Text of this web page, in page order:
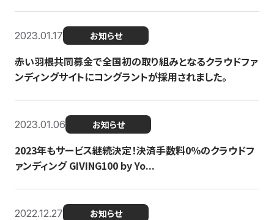
2023.01.17 お知らせ
赤い羽根共同募金で全国初の取り組みとなるクラウドファ
ンディングサイトにコングラントが採用されました。
2023.01.06 お知らせ
2023年もサービス継続決定！決済手数料0％のクラウドフ
ァンディング GIVING100 by Yo...
2022.12.27 お知らせ